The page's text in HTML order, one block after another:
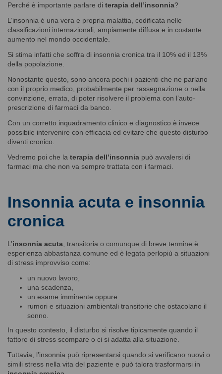
Perché è importante parlare di terapia dell’insonnia?
L’insonnia è una vera e propria malattia, codificata nelle
classificazioni internazionali, ampiamente diffusa e in costante
aumento nel mondo occidentale.
Si stima infatti che soffra di insonnia cronica tra il 10% ed il 13%
della popolazione.
Nonostante questo, sono ancora pochi i pazienti che ne parlano
con il proprio medico, probabilmente per rassegnazione o nella
convinzione, errata, di poter risolvere il problema con l’auto-
prescrizione di farmaci da banco.
Con un corretto inquadramento clinico e diagnostico è invece
possibile intervenire con efficacia ed evitare che questo disturbo
diventi cronico.
Vedremo poi che la terapia dell’insonnia può avvalersi di
farmaci ma che non va sempre trattata con i farmaci.
Insonnia acuta e insonnia
cronica
L’insonnia acuta , transitoria o comunque di breve termine è
esperienza abbastanza comune ed è legata perlopiù a situazioni
di stress improvviso come:
un nuovo lavoro,
una scadenza,
un esame imminente oppure
rumori e situazioni ambientali transitorie che ostacolano il
sonno.
In questo contesto, il disturbo si risolve tipicamente quando il
fattore di stress scompare o ci si adatta alla situazione.
Tuttavia, l’insonnia può ripresentarsi quando si verificano nuovi o
simili stress nella vita del paziente e può talora trasformarsi in